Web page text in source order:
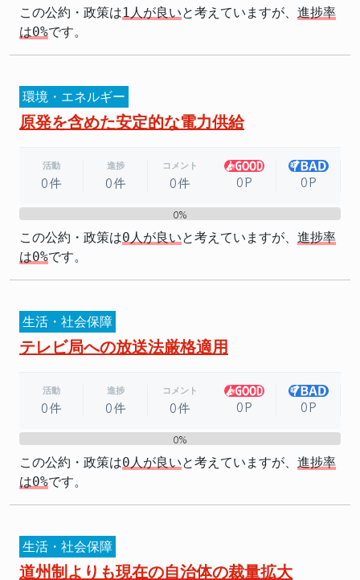
この公約・政策は1人が良いと考えていますが、 進捗率
は0%です。
環境・エネルギー
原発を含めた安定的な電力供給
活動
0件
進捗
0件
コメント
0件 0P 0P
0%
この公約・政策は0人が良いと考えていますが、 進捗率
は0%です。
生活・社会保障
テレビ局への放送法厳格適用
活動
0件
進捗
0件
コメント
0件 0P 0P
0%
この公約・政策は0人が良いと考えていますが、 進捗率
は0%です。
生活・社会保障
道州制よりも現在の自治体の裁量拡大